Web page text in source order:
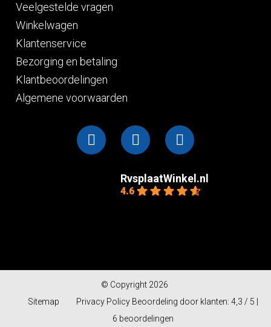
Veelgestelde vragen
Winkelwagen
Klantenservice
Bezorging en betaling
Klantbeoordelingen
Algemene voorwaarden
RvsplaatWinkel.nl
4.6
© Copyright 2026
Sitemap
Privacy Policy Beoordeling door klanten: 4,3 / 5
6 beoordelingen